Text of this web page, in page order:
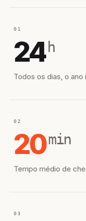
01
24 h
Todos os dias, o ano
02
20min
Tempo médio de
03